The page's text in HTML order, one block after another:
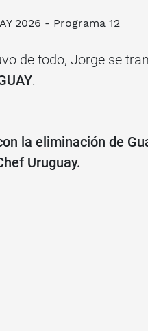
2026 - Programa 12
de todo, Jorge se
.
la eliminación de
Uruguay.